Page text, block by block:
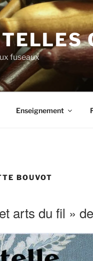
fuseaux
Enseignement
BOUVOT
arts du fil »